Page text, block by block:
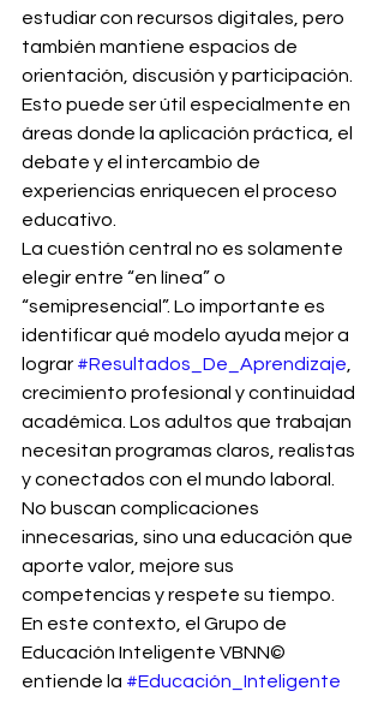
estudiar con recursos digitales, pero
también mantiene espacios de
orientación, discusión y participación.
Esto puede ser útil especialmente en
áreas donde la aplicación práctica, el
debate y el intercambio de
experiencias enriquecen el proceso
educativo.
La cuestión central no es solamente
elegir entre “en línea” o
“semipresencial”. Lo importante es
identificar qué modelo ayuda mejor a
lograr #Resultados_De_Aprendizaje
crecimiento profesional y continuidad
académica. Los adultos que trabajan
necesitan programas claros, realistas
y conectados con el mundo laboral.
No buscan complicaciones
innecesarias, sino una educación que
aporte valor, mejore sus
competencias y respete su tiempo.
En este contexto, el Grupo de
Educación Inteligente VBNN©
entiende la #Educación_Inteligente